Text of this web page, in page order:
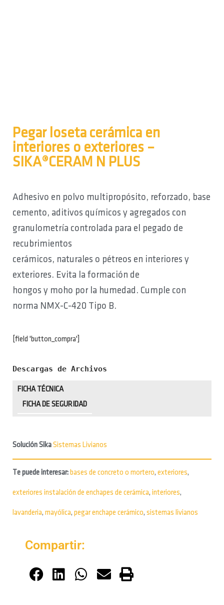
Pegar loseta cerámica en
interiores o exteriores –
SIKA®CERAM N PLUS
Adhesivo en polvo multipropósito, reforzado, base
cemento, aditivos químicos y agregados con
granulometría controlada para el pegado de
recubrimientos
cerámicos, naturales o pétreos en interiores y
exteriores. Evita la formación de
hongos y moho por la humedad. Cumple con
norma NMX-C-420 Tipo B.
[field 'button_compra']
Descargas de Archivos
FICHA TÉCNICA
FICHA DE SEGURIDAD
Solución Sika Sistemas Livianos
Te puede interesar: bases de concreto o mortero, exteriores,
exteriores instalación de enchapes de cerámica, interiores,
lavanderia, mayólica, pegar enchape cerámico, sistemas livianos
Compartir: